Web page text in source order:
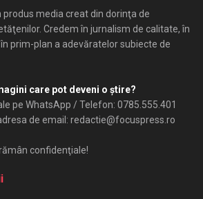
produs media creat din dorinţa de
Credem în jurnalism de calitate, în
prim-plan a adevăratelor subiecte de
care pot deveni o ştire?
pe WhatsApp / Telefon: 0785.555.401
de email: redactie@focuspress.ro
confidenţiale!